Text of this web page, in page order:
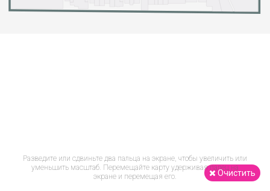
Очистить
Разведите или сдвиньте два пальца на экране, чтобы увеличить или
уменьшить масштаб. Перемещайте карту удерживая палец на
экране и перемещая его.